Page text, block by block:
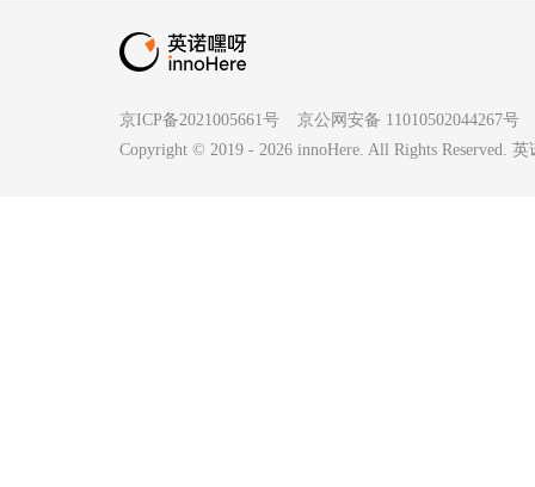
京ICP备2021005661号
京公网安备 11010502044267号
Copyright © 2019 - 2026 innoHere. All Rights Reserved.